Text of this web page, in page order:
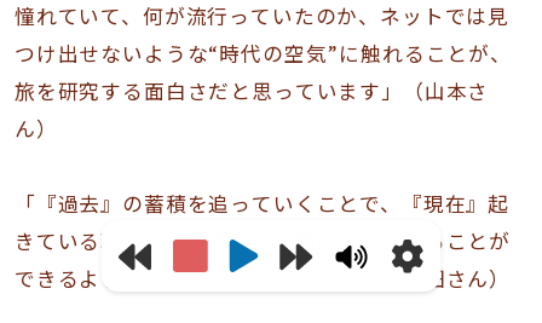
憧れていて、何が流行っていたのか、ネットでは見
つけ出せないような“時代の空気”に触れることが、
旅を研究する面白さだと思っています」（山本さ
ん）
「『過去』の蓄積を追っていくことで、『現在』起
きている現象をより深く、多面的に分析することが
できるようになるところでしょうか」（山田さん）